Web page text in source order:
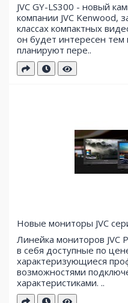
JVC GY-LS300 - новый
компании JVC Kenwood,
классах компактных
он будет интересен
планируют пере..
Новые мониторы JVC
Линейка мониторов JVC
в себя доступные по
характеризующиеся
возможностями
характеристиками. ..